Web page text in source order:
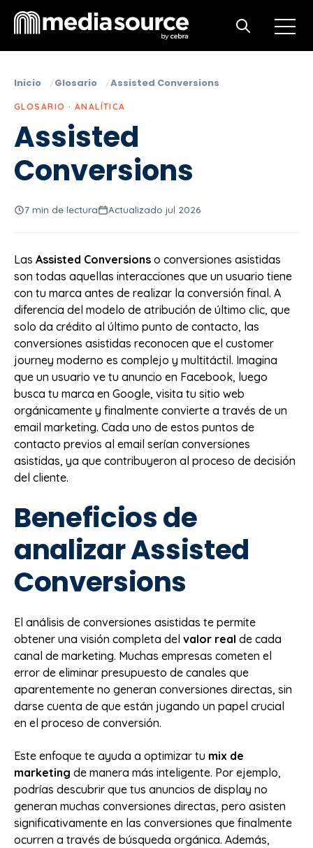
Open
Open search
Inicio Glosario Assisted Conversions
GLOSARIO · ANALÍTICA
Assisted
Conversions
7 min de lectura Actualizado jul 2026
Las Assisted Conversions o conversiones asistidas
son todas aquellas interacciones que un usuario tiene
con tu marca antes de realizar la conversión final. A
diferencia del modelo de atribución de último clic, que
solo da crédito al último punto de contacto, las
conversiones asistidas reconocen que el customer
journey moderno es complejo y multitáctil. Imagina
que un usuario ve tu anuncio en Facebook, luego
busca tu marca en Google, visita tu sitio web
orgánicamente y finalmente convierte a través de un
email marketing. Cada uno de estos puntos de
contacto previos al email serían conversiones
asistidas, ya que contribuyeron al proceso de decisión
del cliente.
Beneficios de
analizar Assisted
Conversions
El análisis de conversiones asistidas te permite
obtener una visión completa del valor real de cada
canal de marketing. Muchas empresas cometen el
error de eliminar presupuesto de canales que
aparentemente no generan conversiones directas, sin
darse cuenta de que están jugando un papel crucial
en el proceso de conversión.
Este enfoque te ayuda a optimizar tu mix de
marketing de manera más inteligente. Por ejemplo,
podrías descubrir que tus anuncios de display no
generan muchas conversiones directas, pero asisten
significativamente en las conversiones que finalmente
ocurren a través de búsqueda orgánica. Además,